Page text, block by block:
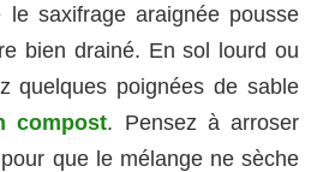
saxifrage araignée pousse
bien drainé. En sol lourd ou
quelques poignées de sable
compost. Pensez à arroser
que le mélange ne sèche